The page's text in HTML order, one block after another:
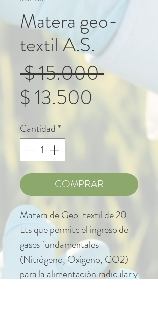
Matera geo-
textil A.S.
$ 15.000 Precio
$ 13.500 Precio
oferta
Cantidad *
COMPRAR
Matera de Geo-textil de 20
Lts que permite el ingreso de
gases fundamentales
(Nitrógeno, Oxígeno, CO2)
para la alimentación radicular y